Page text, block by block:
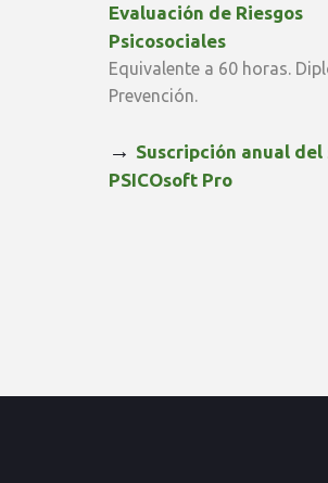
(Latinoamérica)
quantity
Evaluación de Riesgos
Psicosociales
Equivalente a 60 horas.
Prevención.
→ Suscripción anual
PSICOsoft Pro